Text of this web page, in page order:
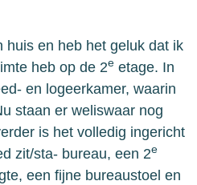
huis en heb het geluk dat ik
heb op de 2e etage. In
en logeerkamer, waarin
staan er weliswaar nog
is het volledig ingericht
zit/sta- bureau, een 2e
een fijne bureaustoel en